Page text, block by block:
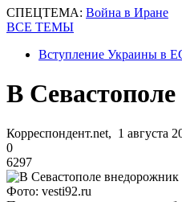
СПЕЦТЕМА: Война в Иране
ВСЕ ТЕМЫ
Вступление Украины в
В
Корреспондент.net, 1 августа
0
6297
Фото: vesti92.ru